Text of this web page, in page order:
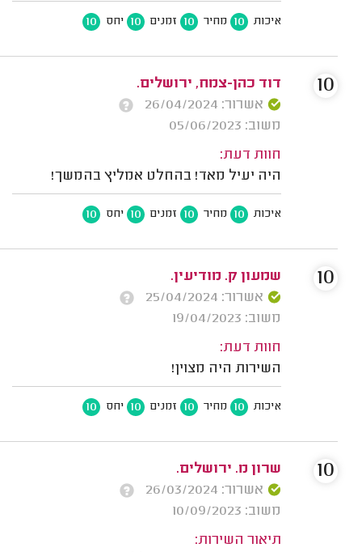
איכות 10 מחיר 10 זמנים 10 יחס 10
דוד כהן-צמח, ירושלים.
אשרור: 26/04/2024
משוב: 05/06/2023
חוות דעת:
היה יעיל מאד! בהחלט אמליץ בהמשך!
איכות 10 מחיר 10 זמנים 10 יחס 10
10
שמעון ק. מודיעין.
אשרור: 25/04/2024
משוב: 19/04/2023
חוות דעת:
השירות היה מצוין!
איכות 10 מחיר 10 זמנים 10 יחס 10
10
שרון מ. ירושלים.
אשרור: 26/03/2024
משוב: 10/09/2023
תיאור השירות:
10